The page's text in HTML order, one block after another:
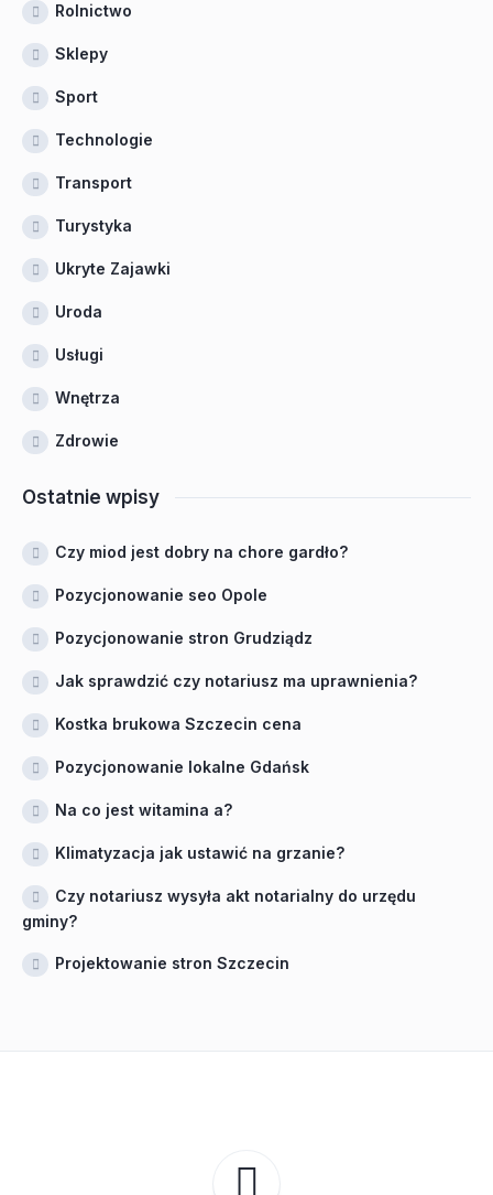
Rolnictwo
Sklepy
Sport
Technologie
Transport
Turystyka
Ukryte Zajawki
Uroda
Usługi
Wnętrza
Zdrowie
Ostatnie wpisy
Czy miod jest dobry na chore gardło?
Pozycjonowanie seo Opole
Pozycjonowanie stron Grudziądz
Jak sprawdzić czy notariusz ma uprawnienia?
Kostka brukowa Szczecin cena
Pozycjonowanie lokalne Gdańsk
Na co jest witamina a?
Klimatyzacja jak ustawić na grzanie?
Czy notariusz wysyła akt notarialny do urzędu
gminy?
Projektowanie stron Szczecin